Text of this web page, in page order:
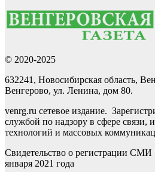
© 2020-2025
632241, Новосибирская область,
Венгерово, ул. Ленина, дом 80.
venrg.ru сетевое издание.
службой по надзору в сфере
технологий и массовых
Свидетельство о регистрации
января 2021 года